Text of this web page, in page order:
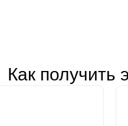
Как получить